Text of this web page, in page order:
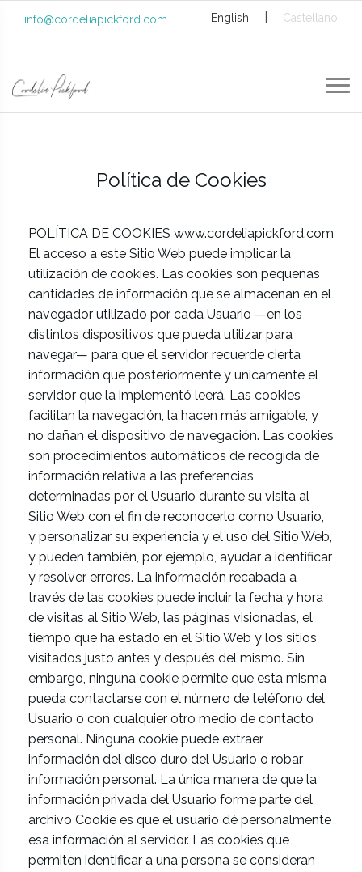
info@cordeliapickford.com English Castellano
Política de Cookies
POLÍTICA DE COOKIES www.cordeliapickford.com
El acceso a este Sitio Web puede implicar la
utilización de cookies. Las cookies son pequeñas
cantidades de información que se almacenan en el
navegador utilizado por cada Usuario —en los
distintos dispositivos que pueda utilizar para
navegar— para que el servidor recuerde cierta
información que posteriormente y únicamente el
servidor que la implementó leerá. Las cookies
facilitan la navegación, la hacen más amigable, y
no dañan el dispositivo de navegación. Las cookies
son procedimientos automáticos de recogida de
información relativa a las preferencias
determinadas por el Usuario durante su visita al
Sitio Web con el fin de reconocerlo como Usuario,
y personalizar su experiencia y el uso del Sitio Web,
y pueden también, por ejemplo, ayudar a identificar
y resolver errores. La información recabada a
través de las cookies puede incluir la fecha y hora
de visitas al Sitio Web, las páginas visionadas, el
tiempo que ha estado en el Sitio Web y los sitios
visitados justo antes y después del mismo. Sin
embargo, ninguna cookie permite que esta misma
pueda contactarse con el número de teléfono del
Usuario o con cualquier otro medio de contacto
personal. Ninguna cookie puede extraer
información del disco duro del Usuario o robar
información personal. La única manera de que la
información privada del Usuario forme parte del
archivo Cookie es que el usuario dé personalmente
esa información al servidor. Las cookies que
permiten identificar a una persona se consideran